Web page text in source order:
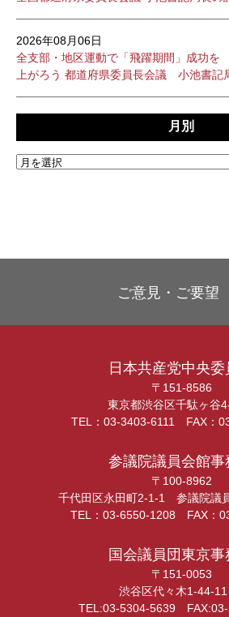
2026年08月06日
全支部・地区運動で「飛躍期間」成功
上がろう 都道府県委員長会議 小池書記
月別
ご意見・ご要望
日本共産党中央委
〒151-8586
東京都渋谷区千駄ヶ谷
TEL：03-3403-6111 FAX：
参議院議員会館事
〒100-8962
千代田区永田町2-1-1 参議院議
TEL：03-6550-1208 FAX：
国会議員団東京事
〒151-0053
渋谷区代々木1-44-
TEL:03-5304-5639